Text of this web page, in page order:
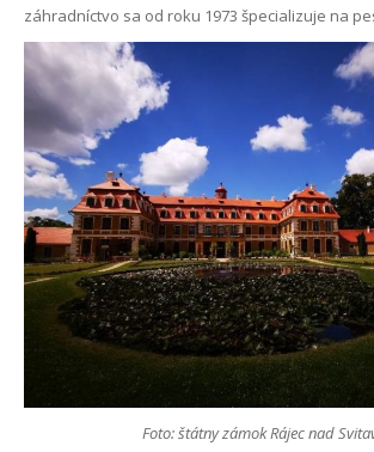
záhradníctvo sa od roku 1973 špecializuje na
Foto: štátny zámok Rájec nad